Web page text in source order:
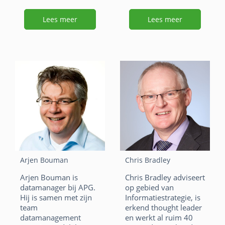
F
c
e
b
o
o
k
Li
k
e
dI
n
X
h
at
s
A
p
p
m
ai
l
Lees meer
Informatica (CWI) in
Amsterdam en is tot
F
a
c
e
b
o
o
k
Li
n
k
e
dI
n
X
W
h
at
s
A
p
p
E
m
ai
l
Lees meer
Arjen Bouman
Arjen Bouman is
datamanager bij APG.
Hij is samen met zijn
team
datamanagement
Chris Bradley
Chris Bradley adviseert
op gebied van
Informatiestrategie, is
erkend thought leader
en werkt al ruim 40